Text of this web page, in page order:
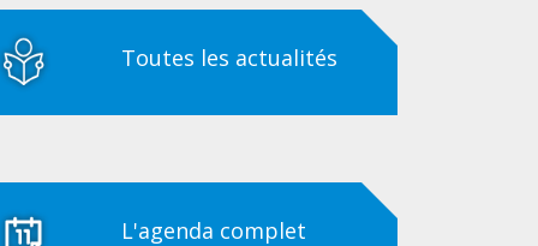
Toutes les actualités
L'agenda complet